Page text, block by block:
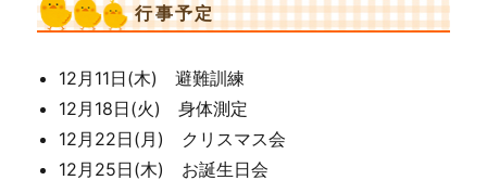
行事予定
12月11日(木) 避難訓練
12月18日(火) 身体測定
12月22日(月) クリスマス会
12月25日(木) お誕生日会